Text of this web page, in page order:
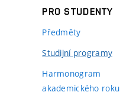
PRO STUDENTY
Předměty
Studijní programy
Harmonogram
akademického roku